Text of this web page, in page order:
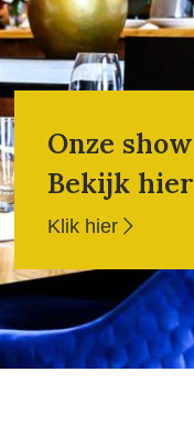
Onze
Bekijk
Klik hier